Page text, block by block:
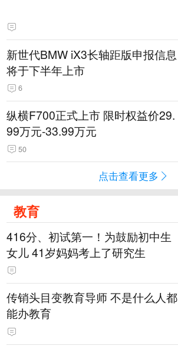
新世代BMW iX3长轴距版申报信息
将于下半年上市
6
纵横F700正式上市 限时权益价29.
99万元-33.99万元
50
点击查看更多
教育
416分、初试第一！为鼓励初中生
女儿 41岁妈妈考上了研究生
传销头目变教育导师 不是什么人都
能办教育